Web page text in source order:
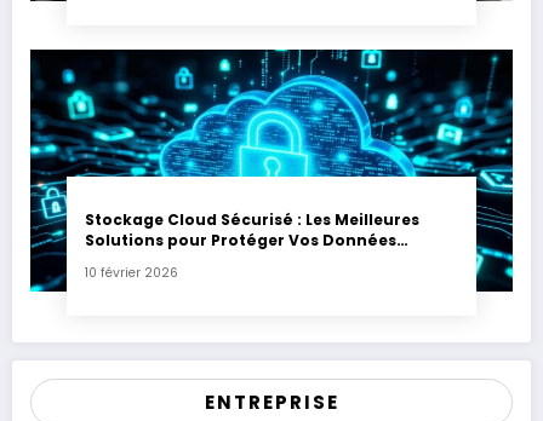
Stockage Cloud Sécurisé : Les Meilleures
Solutions pour Protéger Vos Données
10 février 2026
ENTREPRISE